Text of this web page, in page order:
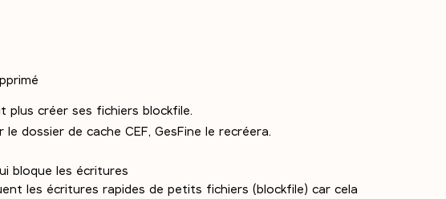
plus créer ses fichiers blockfile.
dossier de cache CEF, GesFine le recréera.
bloque les écritures
les écritures rapides de petits fichiers (blockfile) car cela